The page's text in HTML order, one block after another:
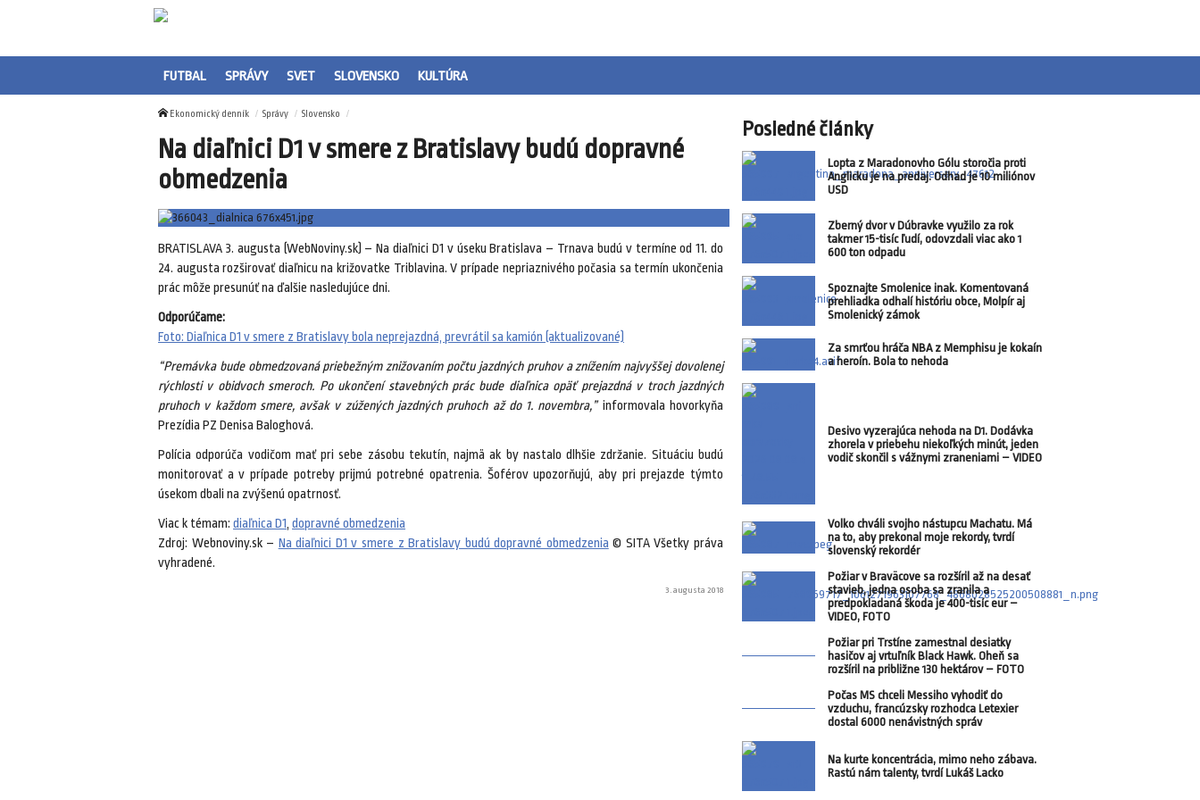
FUTBAL SPRÁVY SVET SLOVENSKO KULTÚRA
Ekonomický denník Správy Slovensko
Na diaľnici D1 v smere z Bratislavy budú dopravné
obmedzenia
BRATISLAVA 3. augusta (WebNoviny.sk) – Na diaľnici D1 v úseku Bratislava – Trnava budú v termíne od 11. do
24. augusta rozširovať diaľnicu na križovatke Triblavina. V prípade nepriaznivého počasia sa termín ukončenia
prác môže presunúť na ďalšie nasledujúce dni.
Odporúčame:
Foto: Diaľnica D1 v smere z Bratislavy bola neprejazdná, prevrátil sa kamión (aktualizované)
“Premávka bude obmedzovaná priebežným znižovaním počtu jazdných pruhov a znížením najvyššej dovolenej
rýchlosti v obidvoch smeroch. Po ukončení stavebných prác bude diaľnica opäť prejazdná v troch jazdných
pruhoch v každom smere, avšak v zúžených jazdných pruhoch až do 1. novembra,”informovala hovorkyňa
Prezídia PZ Denisa Baloghová.
Polícia odporúča vodičom mať pri sebe zásobu tekutín, najmä ak by nastalo dlhšie zdržanie. Situáciu budú
monitorovať a v prípade potreby prijmú potrebné opatrenia. Šoférov upozorňujú, aby pri prejazde týmto
úsekom dbali na zvýšenú opatrnosť.
Viac k témam: diaľnica D1, dopravné obmedzenia
Zdroj: Webnoviny.sk – Na diaľnici D1 v smere z Bratislavy budú dopravné obmedzenia © SITA Všetky práva
vyhradené.
3. augusta 2018
Posledné články
Lopta z Maradonovho Gólu storočia proti
Anglicku je na predaj. Odhad je 10 miliónov
USD
Zberný dvor v Dúbravke využilo za rok
takmer 15-tisíc ľudí, odovzdali viac ako 1
600 ton odpadu
Spoznajte Smolenice inak. Komentovaná
prehliadka odhalí históriu obce, Molpír aj
Smolenický zámok
Za smrťou hráča NBA z Memphisu je kokaín
a heroín. Bola to nehoda
Desivo vyzerajúca nehoda na D1. Dodávka
zhorela v priebehu niekoľkých minút, jeden
vodič skončil s vážnymi zraneniami – VIDEO
Volko chváli svojho nástupcu Machatu. Má
na to, aby prekonal moje rekordy, tvrdí
slovenský rekordér
Požiar v Braväcove sa rozšíril až na desať
stavieb, jedna osoba sa zranila a
predpokladaná škoda je 400-tisíc eur –
VIDEO, FOTO
Požiar pri Trstíne zamestnal desiatky
hasičov aj vrtuľník Black Hawk. Oheň sa
rozšíril na približne 130 hektárov – FOTO
Počas MS chceli Messiho vyhodiť do
vzduchu, francúzsky rozhodca Letexier
dostal 6000 nenávistných správ
Na kurte koncentrácia, mimo neho zábava.
Rastú nám talenty, tvrdí Lukáš Lacko